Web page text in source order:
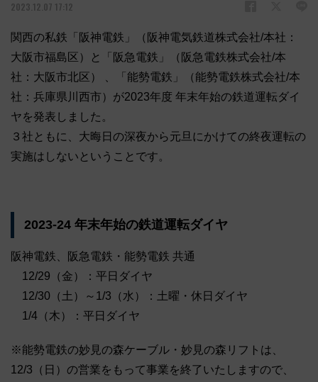
2023.12.07 17:12
関西の私鉄「阪神電鉄」（阪神電気鉄道株式会社/本社：
大阪市福島区）と「阪急電鉄」（阪急電鉄株式会社/本
社：大阪市北区） 、「能勢電鉄」（能勢電鉄株式会社/本
社：兵庫県川西市）が2023年度 年末年始の鉄道運転ダイ
ヤを発表しました。
３社ともに、大晦日の深夜から元旦にかけての終夜運転の
実施はしないということです。
2023-24 年末年始の鉄道運転ダイヤ
阪神電鉄、阪急電鉄・能勢電鉄 共通
12/29（金）：平日ダイヤ
12/30（土）～1/3（水）：土曜・休日ダイヤ
1/4（木）：平日ダイヤ
※能勢電鉄の妙見の森ケーブル・妙見の森リフトは、
12/3（日）の営業をもって事業を終了いたしますので、